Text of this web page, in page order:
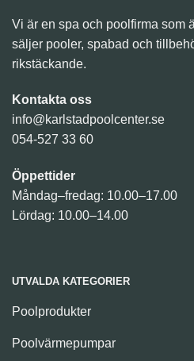
Vi är en spa och poolfirma som
säljer pooler, spabad och
rikstäckande.
Kontakta oss
info@karlstadpoolcenter.se
054-527 33 60
Öppettider
Måndag–fredag: 10.00–17.00
Lördag: 10.00–14.00
UTVALDA KATEGORIER
Poolprodukter
Poolvärmepumpar